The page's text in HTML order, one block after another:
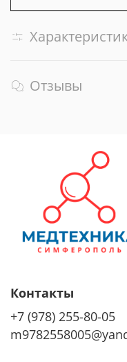
Отзывы
Контакты
+7 (978) 255-80-05